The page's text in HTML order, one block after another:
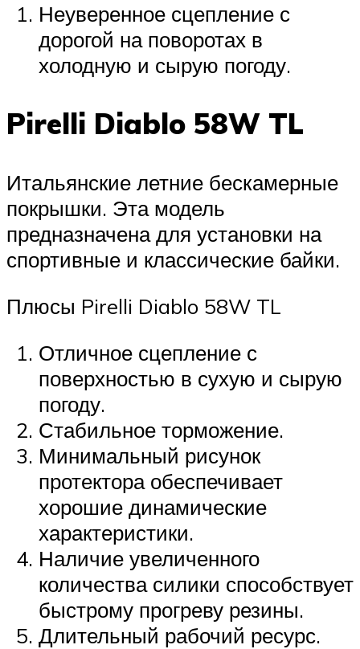
Неуверенное сцепление с
дорогой на поворотах в
холодную и сырую погоду.
Pirelli Diablo 58W TL
Итальянские летние бескамерные
покрышки. Эта модель
предназначена для установки на
спортивные и классические байки.
Плюсы Pirelli Diablo 58W TL
Отличное сцепление с
поверхностью в сухую и сырую
погоду.
Стабильное торможение.
Минимальный рисунок
протектора обеспечивает
хорошие динамические
характеристики.
Наличие увеличенного
количества силики способствует
быстрому прогреву резины.
Длительный рабочий ресурс.